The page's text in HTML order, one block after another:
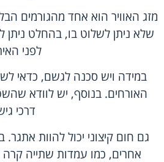
מזג האוויר הוא אחד מהגורמים
שלא ניתן לשלוט בו, בהחלט ניתן
לפני
במידה ויש סכנה לגשם, כדאי
האורחים. בנוסף, יש לוודא
דרכי
גם חום קיצוני יכול להוות
אחרים, כמו עמדות שתייה קרה